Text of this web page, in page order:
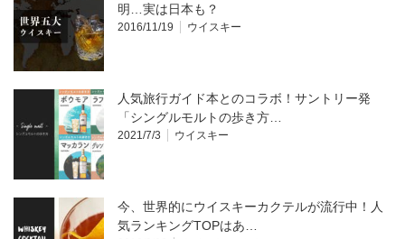
明…実は日本も？
2016/11/19 ウイスキー
人気旅行ガイド本とのコラボ！サントリー発
「シングルモルトの歩き方…
2021/7/3 ウイスキー
今、世界的にウイスキーカクテルが流行中！人
気ランキングTOPはあ…